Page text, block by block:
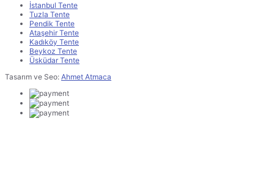
İstanbul Tente
Tuzla Tente
Pendik Tente
Ataşehir Tente
Kadıköy Tente
Beykoz Tente
Üsküdar Tente
Tasarım ve Seo: Ahmet Atmaca